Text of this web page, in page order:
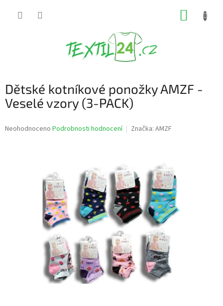
Dětské kotníkové ponožky AMZF -
Veselé vzory (3-PACK)
Průměrné
Neohodnoceno Podrobnosti hodnocení Značka: AMZF